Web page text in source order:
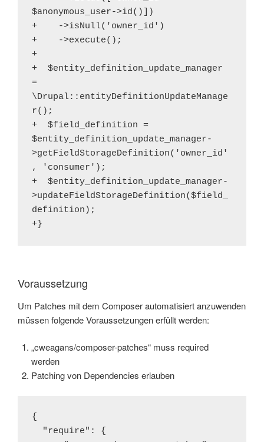
$anonymous_user->id()])
+    ->isNull('owner_id')
+    ->execute();
+
+  $entity_definition_update_manager
=
\Drupal::entityDefinitionUpdateManage
r();
+  $field_definition =
$entity_definition_update_manager-
>getFieldStorageDefinition('owner_id'
, 'consumer');
+  $entity_definition_update_manager-
>updateFieldStorageDefinition($field_
definition);
+}
Voraussetzung
Um Patches mit dem Composer automatisiert anzuwenden
müssen folgende Voraussetzungen erfüllt werden:
„cweagans/composer-patches“ muss required
werden
Patching von Dependencies erlauben
{